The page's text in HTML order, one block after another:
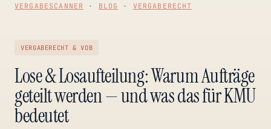
VERGABESCANNER · BLOG · VERGABERECHT
VERGABERECHT & VOB
Lose & Losaufteilung: Warum Aufträge
geteilt werden — und was das für KMU
bedeutet